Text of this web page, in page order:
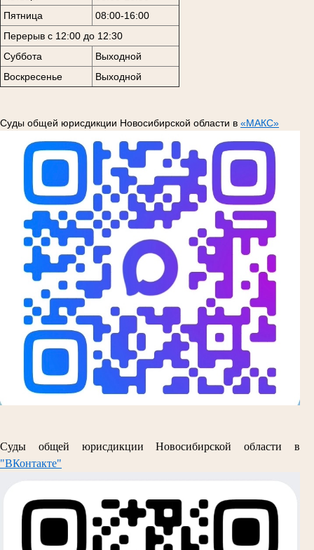
Пятница
08:00-16:00
Перерыв с 12:00 до 12:30
Суббота
Выходной
Воскресенье
Выходной
Суды общей юрисдикции Новосибирской области в «МАКС»
Суды общей юрисдикции Новосибирской области в
"ВКонтакте"